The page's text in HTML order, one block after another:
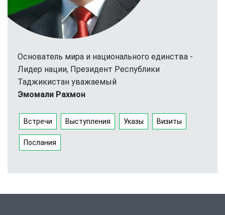
Основатель мира и национального единства -
Лидер нации, Президент Республики
Таджикистан уважаемый
Эмомали Рахмон
Встречи Выступления Указы Визиты
Послания